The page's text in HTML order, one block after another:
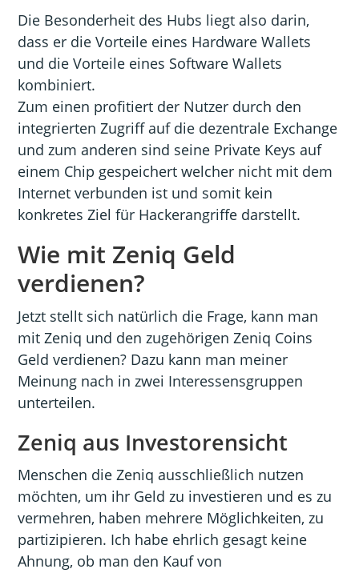
Die Besonderheit des Hubs liegt also darin,
dass er die Vorteile eines Hardware Wallets
und die Vorteile eines Software Wallets
kombiniert.
Zum einen profitiert der Nutzer durch den
integrierten Zugriff auf die dezentrale Exchange
und zum anderen sind seine Private Keys auf
einem Chip gespeichert welcher nicht mit dem
Internet verbunden ist und somit kein
konkretes Ziel für Hackerangriffe darstellt.
Wie mit Zeniq Geld
verdienen?
Jetzt stellt sich natürlich die Frage, kann man
mit Zeniq und den zugehörigen Zeniq Coins
Geld verdienen? Dazu kann man meiner
Meinung nach in zwei Interessensgruppen
unterteilen.
Zeniq aus Investorensicht
Menschen die Zeniq ausschließlich nutzen
möchten, um ihr Geld zu investieren und es zu
vermehren, haben mehrere Möglichkeiten, zu
partizipieren. Ich habe ehrlich gesagt keine
Ahnung, ob man den Kauf von